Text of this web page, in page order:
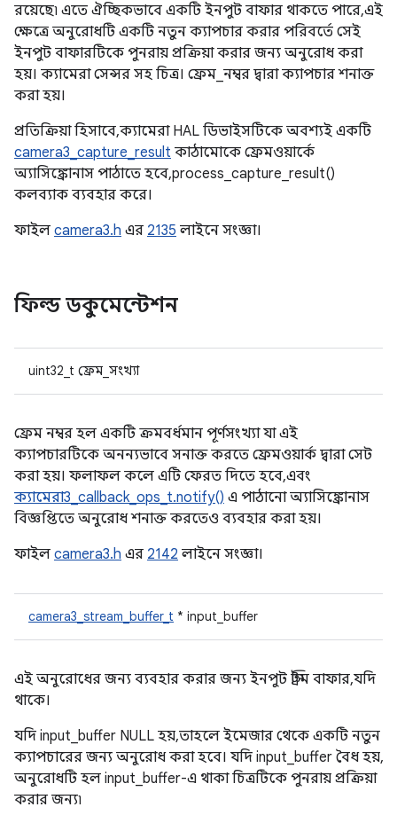
রয়েছে৷ এতে ঐচ্ছিকভাবে একটি ইনপুট বাফার থাকতে পারে, এই
ক্ষেত্রে অনুরোধটি একটি নতুন ক্যাপচার করার পরিবর্তে সেই
ইনপুট বাফারটিকে পুনরায় প্রক্রিয়া করার জন্য অনুরোধ করা
হয়। ক্যামেরা সেন্সর সহ চিত্র। ফ্রেম_নম্বর দ্বারা ক্যাপচার শনাক্ত
করা হয়।
প্রতিক্রিয়া হিসাবে, ক্যামেরা HAL ডিভাইসটিকে অবশ্যই একটি
camera3_capture_result কাঠামোকে ফ্রেমওয়ার্কে
অ্যাসিঙ্ক্রোনাস পাঠাতে হবে, process_capture_result()
কলব্যাক ব্যবহার করে।
ফাইল camera3.h এর 2135 লাইনে সংজ্ঞা।
ফিল্ড ডকুমেন্টেশন
uint32_t ফ্রেম_সংখ্যা
ফ্রেম নম্বর হল একটি ক্রমবর্ধমান পূর্ণসংখ্যা যা এই
ক্যাপচারটিকে অনন্যভাবে সনাক্ত করতে ফ্রেমওয়ার্ক দ্বারা সেট
করা হয়। ফলাফল কলে এটি ফেরত দিতে হবে, এবং
ক্যামেরা3_callback_ops_t.notify() এ পাঠানো অ্যাসিঙ্ক্রোনাস
বিজ্ঞপ্তিতে অনুরোধ শনাক্ত করতেও ব্যবহার করা হয়।
ফাইল camera3.h এর 2142 লাইনে সংজ্ঞা।
camera3_stream_buffer_t * input_buffer
এই অনুরোধের জন্য ব্যবহার করার জন্য ইনপুট স্ট্রিম বাফার, যদি
থাকে।
যদি input_buffer NULL হয়, তাহলে ইমেজার থেকে একটি নতুন
ক্যাপচারের জন্য অনুরোধ করা হবে। যদি input_buffer বৈধ হয়,
অনুরোধটি হল input_buffer-এ থাকা চিত্রটিকে পুনরায় প্রক্রিয়া
করার জন্য৷